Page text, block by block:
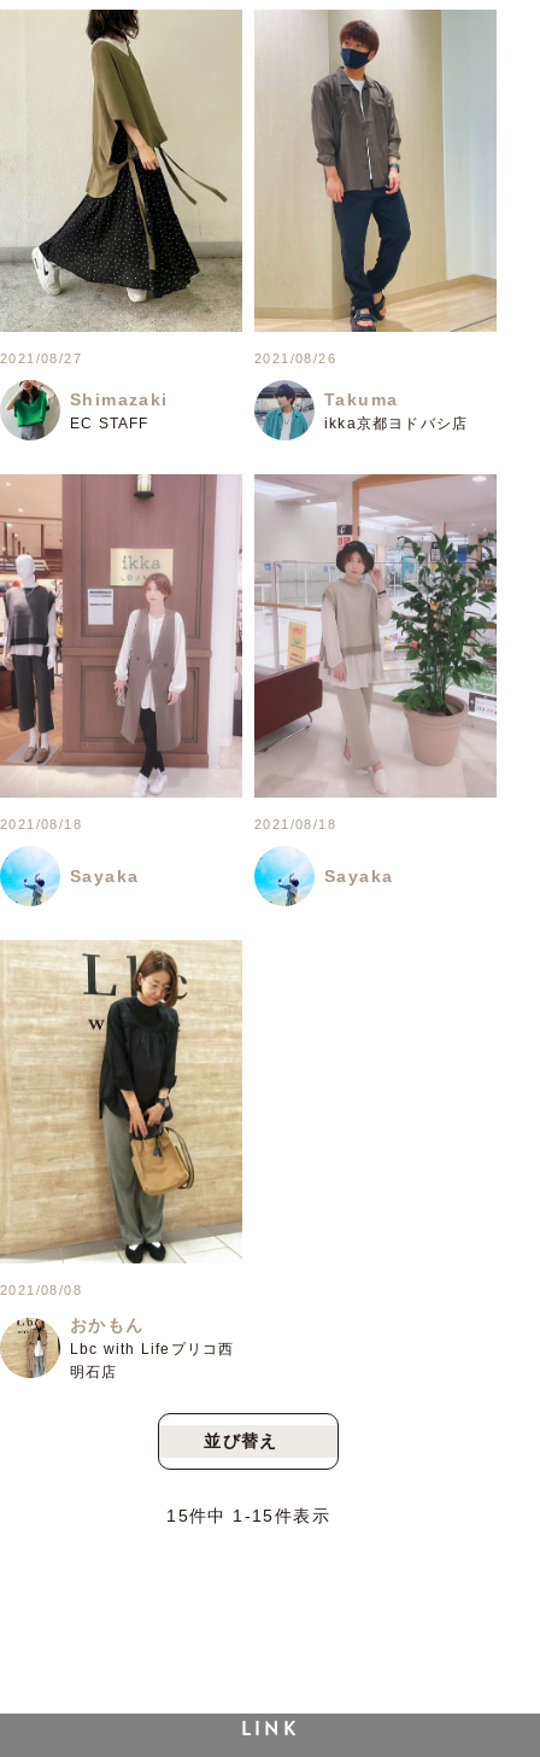
2021/08/27
Shimazaki
EC STAFF
2021/08/26
Takuma
ikka京都ヨドバシ店
2021/08/18
Sayaka
2021/08/18
Sayaka
2021/08/08
おかもん
Lbc with Lifeプリコ西
明石店
並び替え
15件中 1 -15件表示
LINK